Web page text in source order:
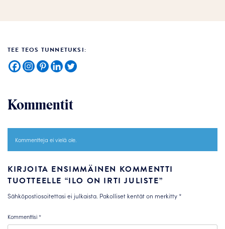
TEE TEOS TUNNETUKSI:
Kommentit
Kommentteja ei vielä ole.
KIRJOITA ENSIMMÄINEN KOMMENTTI
TUOTTEELLE “ILO ON IRTI JULISTE”
Sähköpostiosoitettasi ei julkaista. Pakolliset kentät on merkitty*
Kommenttisi*